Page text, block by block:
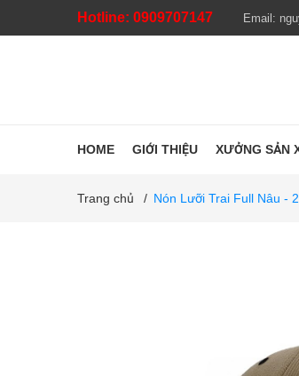
Hotline: 0909707147 Email:
HOME GIỚI THIỆU XƯỞNG SẢN
Trang chủ / Nón Lưỡi Trai Full Nâu -